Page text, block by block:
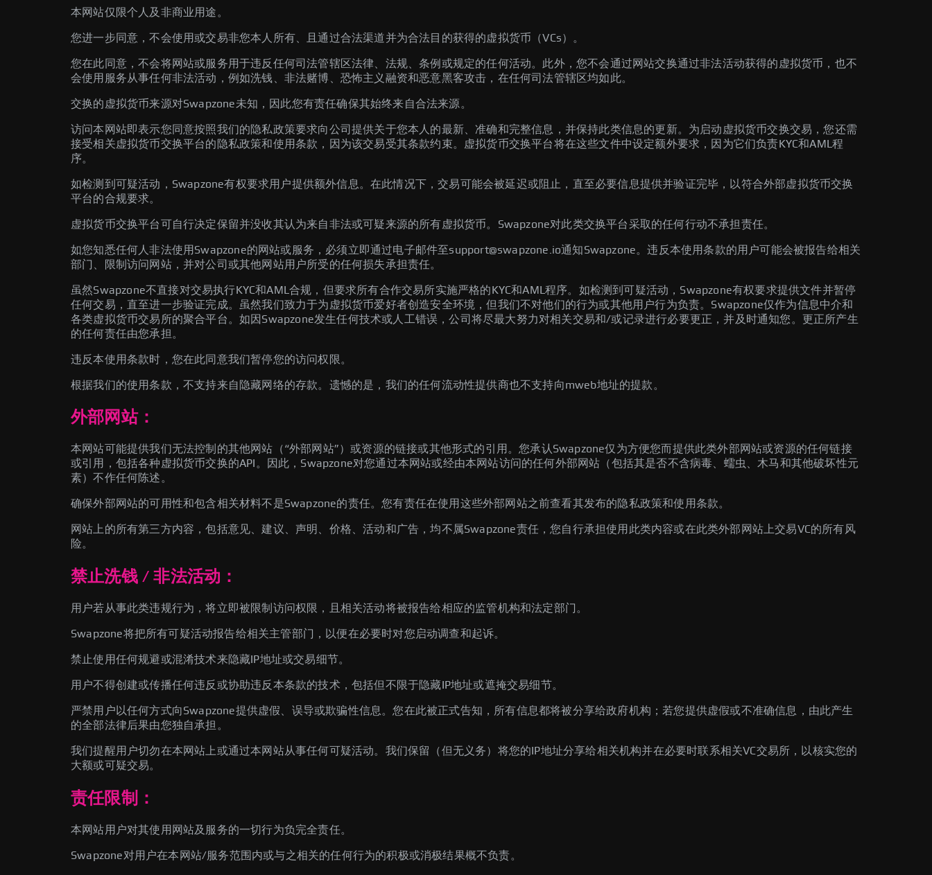
本网站仅限个人及非商业用途。
您进一步同意，不会使用或交易非您本人所有、且通过合法渠道并为合法目的获得的虚拟货币（VCs）。
您在此同意，不会将网站或服务用于违反任何司法管辖区法律、法规、条例或规定的任何活动。此外，您不会通过网站交换通过非法活动获得的虚拟货币，也不
会使用服务从事任何非法活动，例如洗钱、非法赌博、恐怖主义融资和恶意黑客攻击，在任何司法管辖区均如此。
交换的虚拟货币来源对Swapzone未知，因此您有责任确保其始终来自合法来源。
访问本网站即表示您同意按照我们的隐私政策要求向公司提供关于您本人的最新、准确和完整信息，并保持此类信息的更新。为启动虚拟货币交换交易，您还需
接受相关虚拟货币交换平台的隐私政策和使用条款，因为该交易受其条款约束。虚拟货币交换平台将在这些文件中设定额外要求，因为它们负责KYC和AML程
序。
如检测到可疑活动，Swapzone有权要求用户提供额外信息。在此情况下，交易可能会被延迟或阻止，直至必要信息提供并验证完毕，以符合外部虚拟货币交换
平台的合规要求。
虚拟货币交换平台可自行决定保留并没收其认为来自非法或可疑来源的所有虚拟货币。Swapzone对此类交换平台采取的任何行动不承担责任。
如您知悉任何人非法使用Swapzone的网站或服务，必须立即通过电子邮件至support@swapzone.io通知Swapzone。违反本使用条款的用户可能会被报告给相关
部门、限制访问网站，并对公司或其他网站用户所受的任何损失承担责任。
虽然Swapzone不直接对交易执行KYC和AML合规，但要求所有合作交易所实施严格的KYC和AML程序。如检测到可疑活动，Swapzone有权要求提供文件并暂停
任何交易，直至进一步验证完成。虽然我们致力于为虚拟货币爱好者创造安全环境，但我们不对他们的行为或其他用户行为负责。Swapzone仅作为信息中介和
各类虚拟货币交易所的聚合平台。如因Swapzone发生任何技术或人工错误，公司将尽最大努力对相关交易和/或记录进行必要更正，并及时通知您。更正所产生
的任何责任由您承担。
违反本使用条款时，您在此同意我们暂停您的访问权限。
根据我们的使用条款，不支持来自隐藏网络的存款。遗憾的是，我们的任何流动性提供商也不支持向mweb地址的提款。
外部网站：
本网站可能提供我们无法控制的其他网站（“外部网站”）或资源的链接或其他形式的引用。您承认Swapzone仅为方便您而提供此类外部网站或资源的任何链接
或引用，包括各种虚拟货币交换的API。因此，Swapzone对您通过本网站或经由本网站访问的任何外部网站（包括其是否不含病毒、蠕虫、木马和其他破坏性元
素）不作任何陈述。
确保外部网站的可用性和包含相关材料不是Swapzone的责任。您有责任在使用这些外部网站之前查看其发布的隐私政策和使用条款。
网站上的所有第三方内容，包括意见、建议、声明、价格、活动和广告，均不属Swapzone责任，您自行承担使用此类内容或在此类外部网站上交易VC的所有风
险。
禁止洗钱 / 非法活动：
用户若从事此类违规行为，将立即被限制访问权限，且相关活动将被报告给相应的监管机构和法定部门。
Swapzone将把所有可疑活动报告给相关主管部门，以便在必要时对您启动调查和起诉。
禁止使用任何规避或混淆技术来隐藏IP地址或交易细节。
用户不得创建或传播任何违反或协助违反本条款的技术，包括但不限于隐藏IP地址或遮掩交易细节。
严禁用户以任何方式向Swapzone提供虚假、误导或欺骗性信息。您在此被正式告知，所有信息都将被分享给政府机构；若您提供虚假或不准确信息，由此产生
的全部法律后果由您独自承担。
我们提醒用户切勿在本网站上或通过本网站从事任何可疑活动。我们保留（但无义务）将您的IP地址分享给相关机构并在必要时联系相关VC交易所，以核实您的
大额或可疑交易。
责任限制：
本网站用户对其使用网站及服务的一切行为负完全责任。
Swapzone对用户在本网站/服务范围内或与之相关的任何行为的积极或消极结果概不负责。